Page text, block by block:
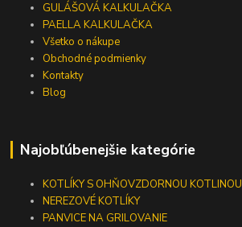
GULÁŠOVÁ KALKULAČKA
PAELLA KALKULAČKA
Všetko o nákupe
Obchodné podmienky
Kontakty
Blog
Najobľúbenejšie kategórie
KOTLÍKY S OHŇOVZDORNOU KOTLINOU
NEREZOVÉ KOTLÍKY
PANVICE NA GRILOVANIE